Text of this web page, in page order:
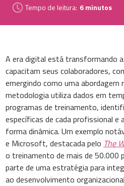
Tempo de leitura: 6 minutos
A era digital está transformando
capacitam seus colaboradores,
emergindo como uma abordagem
metodologia utiliza dados em
programas de treinamento,
específicas de cada profissional e
forma dinâmica. Um exemplo
e Microsoft, destacada pelo The
o treinamento de mais de 50.000
parte de uma estratégia para
ao desenvolvimento